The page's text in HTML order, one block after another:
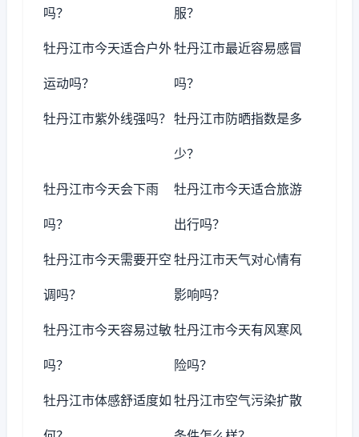
吗？ 服？
牡丹江市今天适合户外
运动吗？
牡丹江市最近容易感冒
吗？
牡丹江市紫外线强吗？ 牡丹江市防晒指数是多
少？
牡丹江市今天会下雨
吗？
牡丹江市今天适合旅游
出行吗？
牡丹江市今天需要开空
调吗？
牡丹江市天气对心情有
影响吗？
牡丹江市今天容易过敏
吗？
牡丹江市今天有风寒风
险吗？
牡丹江市体感舒适度如 牡丹江市空气污染扩散